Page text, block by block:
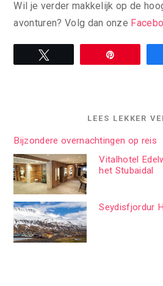
Wil je verder makkelijk op de
avonturen? Volg dan onze
LEES LEKKER
Bijzondere overnachtingen op reis
Vitalhotel
het Stubaidal
Seydisfjordur